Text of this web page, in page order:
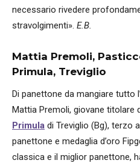
necessario rivedere
stravolgimenti». E.B.
Mattia Premoli,
Primula, Treviglio
Di panettone da mangiare tutto
Mattia Premoli, giovane titolare
Primula di Treviglio (Bg), terzo
panettone e medaglia d’oro
classica e il miglior panettone,